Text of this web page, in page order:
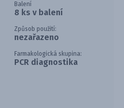
Balení
8 ks v balení
Způsob použití:
nezařazeno
Farmakologická skupina:
PCR diagnostika